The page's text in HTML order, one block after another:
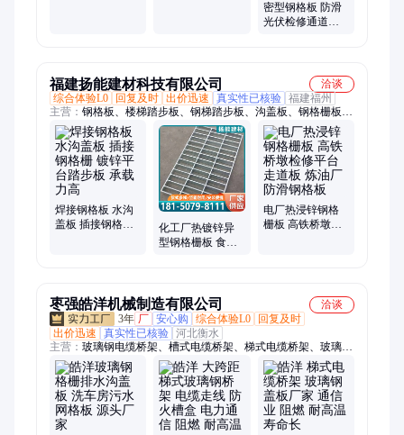
密型钢格板 防滑
光伏检修通道走
福建扬能建材科技有限公司
洽谈
综合体验L0
回复及时 出价迅速 真实性已核验 福建福州
主营： 钢格板、楼梯踏步板、钢梯踏步板、沟盖板、钢格栅板、
透光格栅板、栈道格栅板、平台格栅板、镀锌格栅盖板、热镀锌
格栅板、钢格栅平台板、通风散热格栅板、不锈钢网格板、仓储
货架平台、集水坑排水篦子、重型平台网格板
焊接钢格板 水沟
盖板 插接钢格栅
化工厂热镀锌异
型钢格栅板 食品
电厂热浸锌钢格
栅板 高铁桥墩检
枣强皓洋机械制造有限公司
洽谈
3年 厂 安心购 综合体验L0
回复及时
出价迅速
真实性已核验 河北衡水
主营： 玻璃钢电缆桥架、槽式电缆桥架、梯式电缆桥架、玻璃钢
格栅、花纹盖板格栅、波纹板桥架、加强电缆桥架、玻璃钢管
道、玻璃钢夹砂管道、玻璃钢通风管道、玻璃钢排水管道、专用
网格板树篦子、养殖网格板、泵站